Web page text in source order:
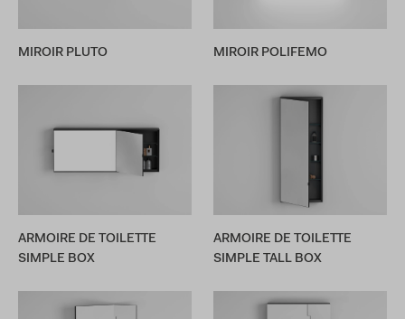
MIROIR PLUTO MIROIR POLIFEMO
ARMOIRE DE TOILETTE
SIMPLE BOX
ARMOIRE DE TOILETTE
SIMPLE TALL BOX